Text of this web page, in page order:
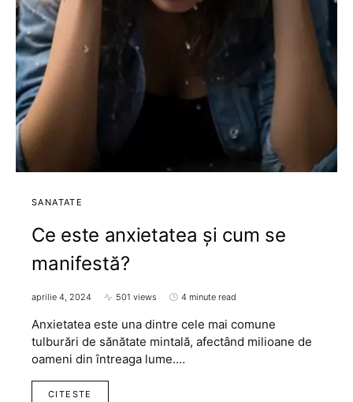
SANATATE
Ce este anxietatea și cum se
manifestă?
aprilie 4, 2024 501 views 4 minute read
Anxietatea este una dintre cele mai comune
tulburări de sănătate mintală, afectând milioane de
oameni din întreaga lume.…
CITESTE